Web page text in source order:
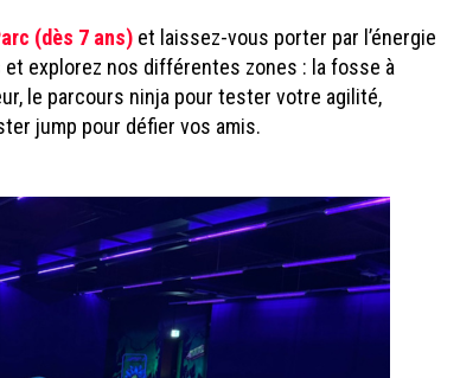
(dès 7 ans) et laissez-vous porter par l’énergie
explorez nos différentes zones : la fosse à
le parcours ninja pour tester votre agilité,
jump pour défier vos amis.